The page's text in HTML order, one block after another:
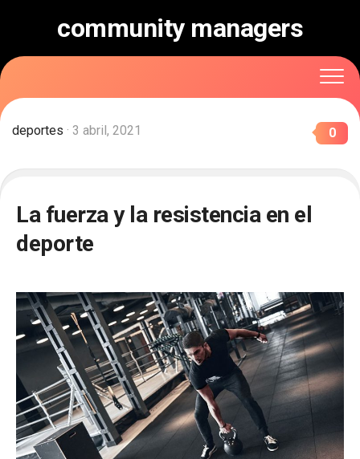
community managers
deportes · 3 abril, 2021 0
La fuerza y la resistencia en el
deporte